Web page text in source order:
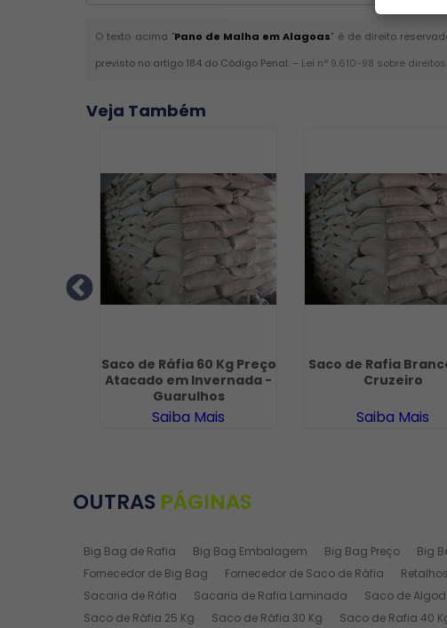
O texto acima "Pano de Malha em Alagoas" é de direito
previsto no artigo 184 do Código Penal. – Lei n° 9.610-98 sobre
Veja Também
Saco de Ráfia 60 Kg Preço
Atacado em Invernada -
Guarulhos
Saiba Mais
Saco de Rafia
Cruzeiro
Saiba Mais
OUTRAS PÁGINAS
Big Bag de Rafia Big Bag Embalagem Big Bag Preço Big
Fornecedor de Big Bag
Fornecedor de Saco de Ráfia
Sacaria de Ráfia
Sacaria de Rafia Laminada Saco de
Saco de Ráfia 25 Kg
Saco de Ráfia 30 Kg Saco de Rafia 40